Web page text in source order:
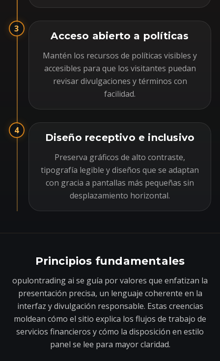
3
Acceso abierto a políticas
Mantén los recursos de políticas visibles y
accesibles para que los visitantes puedan
revisar divulgaciones y términos con
facilidad.
4
Diseño receptivo e inclusivo
Preserva gráficos de alto contraste,
tipografía legible y diseños que se adaptan
con gracia a pantallas más pequeñas sin
desplazamiento horizontal.
Principios fundamentales
opulontrading ai se guía por valores que enfatizan la
presentación precisa, un lenguaje coherente en la
interfaz y divulgación responsable. Estas creencias
moldean cómo el sitio explica los flujos de trabajo de
servicios financieros y cómo la disposición en estilo
panel se lee para mayor claridad.